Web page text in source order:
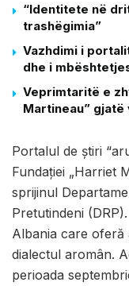
“Identitete në
trashëgimia”
Vazhdimi i
dhe i
Veprimtaritë e
Martineau”
Portalul de știri
Fundației „Harriet
sprijinul
Pretutindeni
Albania care oferă
dialectul aromân.
perioada